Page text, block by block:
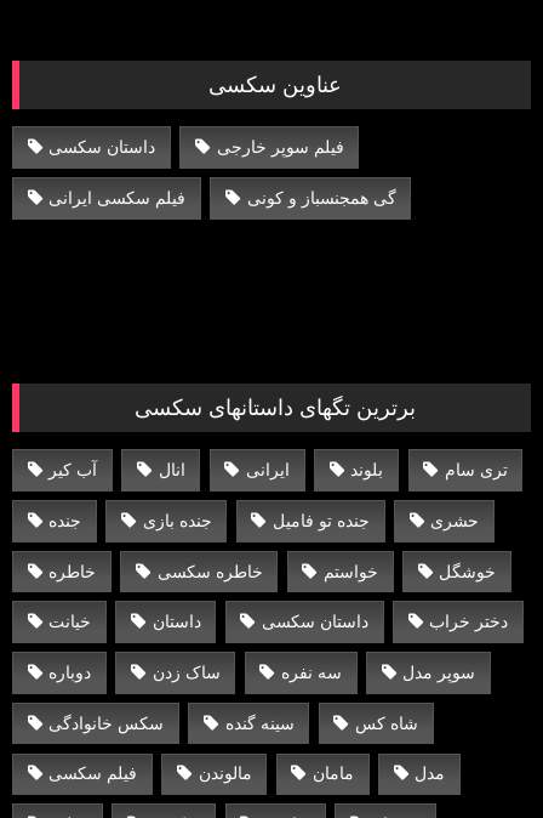
عناوین سکسی
داستان سکسی فیلم سوپر خارجی
فیلم سکسی ایرانی گی همجنسباز و کونی
برترین تگهای داستانهای سکسی
آب کیر انال ایرانی بلوند تری سام
جنده جنده بازی جنده تو فامیل حشری
خاطره خاطره سکسی خواستم خوشگل
خیانت داستان داستان سکسی دختر خراب
دوباره ساک زدن سه نفره سوپر مدل
سکس خانوادگی سینه گنده شاه کس
فیلم سکسی مالوندن مامان مدل